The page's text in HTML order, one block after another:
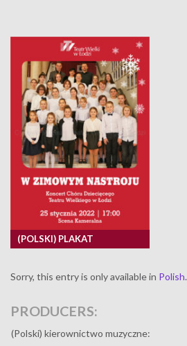
(POLSKI) PLAKAT
Sorry, this entry is only available in Polish.
PRODUCERS:
(Polski) kierownictwo muzyczne: